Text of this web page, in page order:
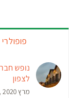
פופולרי
נופש
לצפון
מרץ 27th, 2020